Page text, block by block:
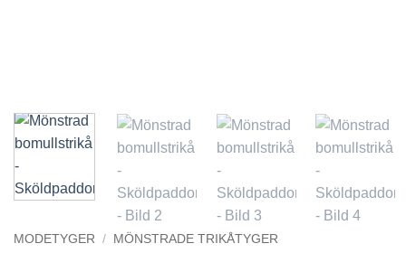
MODETYGER / MÖNSTRADE TRIKÅTYGER